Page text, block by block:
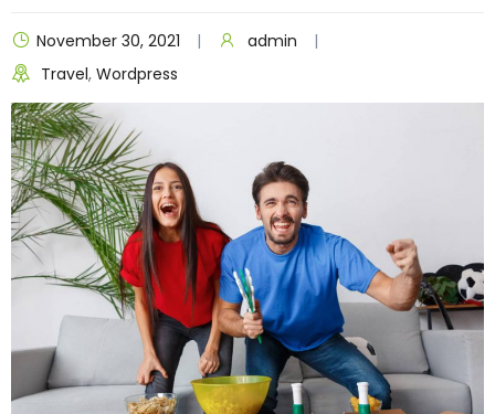
November 30, 2021
admin
Travel, Wordpress